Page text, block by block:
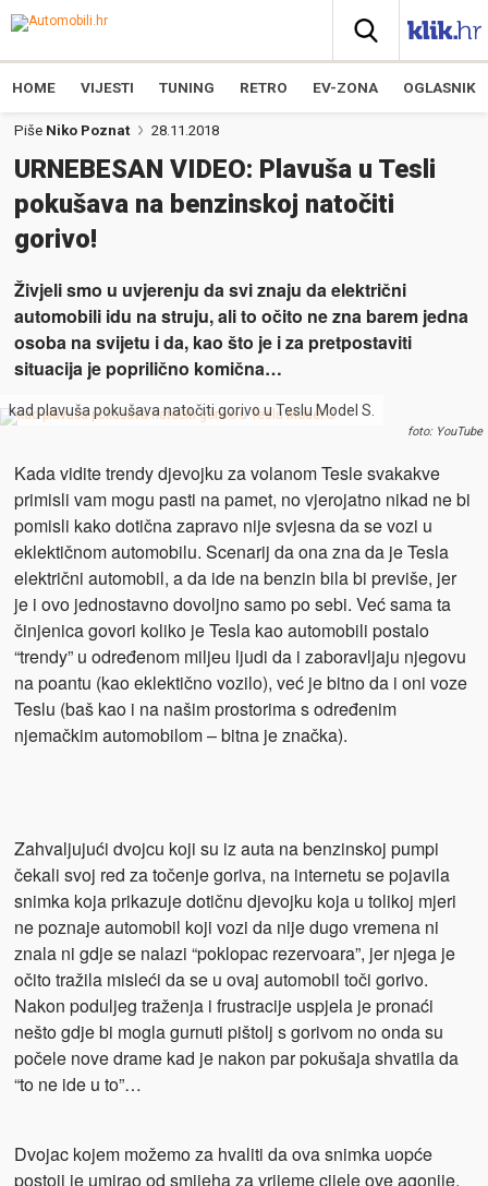
HOME VIJESTI TUNING RETRO EV-ZONA OGLASNIK
Piše Niko Poznat 28.11.2018
URNEBESAN VIDEO: Plavuša u Tesli
pokušava na benzinskoj natočiti
gorivo!
Živjeli smo u uvjerenju da svi znaju da električni
automobili idu na struju, ali to očito ne zna barem jedna
osoba na svijetu i da, kao što je i za pretpostaviti
situacija je poprilično komična…
kad plavuša pokušava natočiti gorivo u Teslu Model S.
foto: YouTube
Kada vidite trendy djevojku za volanom Tesle svakakve
primisli vam mogu pasti na pamet, no vjerojatno nikad ne bi
pomisli kako dotična zapravo nije svjesna da se vozi u
eklektičnom automobilu. Scenarij da ona zna da je Tesla
električni automobil, a da ide na benzin bila bi previše, jer
je i ovo jednostavno dovoljno samo po sebi. Već sama ta
činjenica govori koliko je Tesla kao automobili postalo
“trendy” u određenom miljeu ljudi da i zaboravljaju njegovu
na poantu (kao eklektično vozilo), već je bitno da i oni voze
Teslu (baš kao i na našim prostorima s određenim
njemačkim automobilom – bitna je značka).
Zahvaljujući dvojcu koji su iz auta na benzinskoj pumpi
čekali svoj red za točenje goriva, na internetu se pojavila
snimka koja prikazuje dotičnu djevojku koja u tolikoj mjeri
ne poznaje automobil koji vozi da nije dugo vremena ni
znala ni gdje se nalazi “poklopac rezervoara”, jer njega je
očito tražila misleći da se u ovaj automobil toči gorivo.
Nakon poduljeg traženja i frustracije uspjela je pronaći
nešto gdje bi mogla gurnuti pištolj s gorivom no onda su
počele nove drame kad je nakon par pokušaja shvatila da
“to ne ide u to”…
Dvojac kojem možemo za hvaliti da ova snimka uopće
postoji je umirao od smijeha za vrijeme cijele ove agonije,